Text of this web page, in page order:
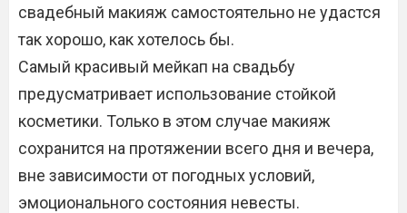
свадебный макияж самостоятельно не удастся
так хорошо, как хотелось бы.
Самый красивый мейкап на свадьбу
предусматривает использование стойкой
косметики. Только в этом случае макияж
сохранится на протяжении всего дня и вечера,
вне зависимости от погодных условий,
эмоционального состояния невесты.